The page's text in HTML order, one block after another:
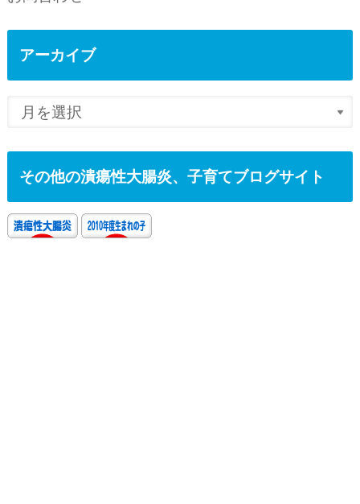
アーカイブ
その他の潰瘍性大腸炎、子育てブログサイト